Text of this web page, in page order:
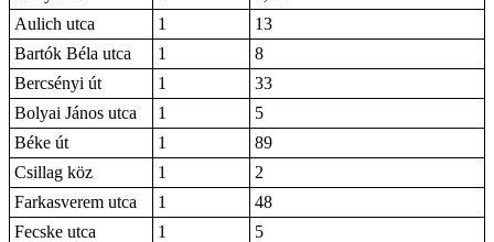
Aulich utca
1
13
Bartók Béla utca
1
8
Bercsényi út
1
33
Bolyai János utca
1
5
Béke út
1
89
Csillag köz
1
2
Farkasverem utca
1
48
Fecske utca
1
5